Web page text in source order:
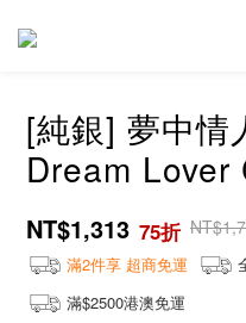
[純銀] 夢中情
Dream
NT$1,313 75折
滿2件享 超商免運
滿$2500港澳免運